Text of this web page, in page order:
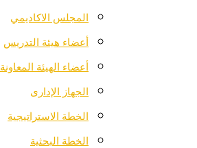
المجلس الاكاديمي
أعضاء هيئة التدريس
أعضاء الهيئة المعاونة
الجهاز الإدارى
الخطة الاستراتيجية
الخطة البحثية